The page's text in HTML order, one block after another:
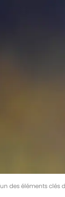
des éléments